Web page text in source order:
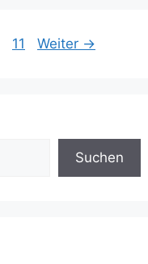
Seite
11 Weiter →
Suchen